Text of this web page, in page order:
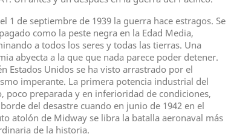
1 de septiembre de 1939 la guerra hace estragos. Se
como la peste negra en la Edad Media,
a todos los seres y todas las tierras. Una
abyecta a la que que nada parece poder detener.
Estados Unidos se ha visto arrastrado por el
imperante. La primera potencia industrial del
poco preparada y en inferioridad de condiciones,
del desastre cuando en junio de 1942 en el
atolón de Midway se libra la batalla aeronaval más
de la historia.